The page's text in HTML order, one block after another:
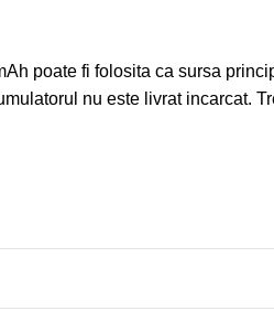
poate fi folosita ca sursa
nu este livrat incarcat.